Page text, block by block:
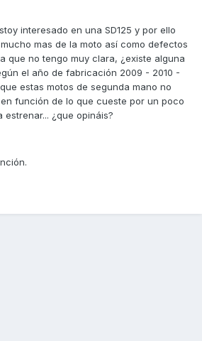
interesado en una SD125 y por ello
mas de la moto así como defectos
que no tengo muy clara, ¿existe alguna
el año de fabricación 2009 - 2010 -
estas motos de segunda mano no
función de lo que cueste por un poco
¿que opináis?